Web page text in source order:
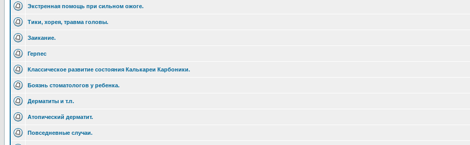
Экстренная помощь при сильном ожоге.
Тики, хорея, травма головы.
Заикание.
Герпес
Классическое развитие состояния Калькареи Карбоники.
Боязнь стоматологов у ребенка.
Дерматиты и т.п.
Атопический дерматит.
Повседневные случаи.